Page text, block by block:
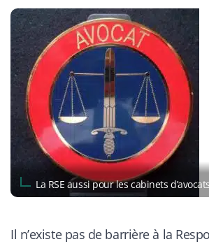
​La RSE aussi pour les cabinets
Il n’existe pas de barrière à la